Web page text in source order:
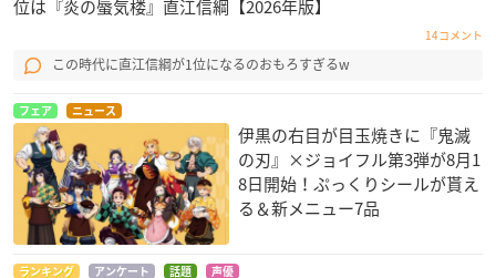
位は『炎の蜃気楼』直江信綱【2026年版】
14コメント
この時代に直江信綱が1位になるのおもろすぎるw
フェア ニュース
伊黒の右目が目玉焼きに『鬼滅
の刃』×ジョイフル第3弾が8月1
8日開始！ぷっくりシールが貰え
る＆新メニュー7品
ランキング アンケート 話題 声優